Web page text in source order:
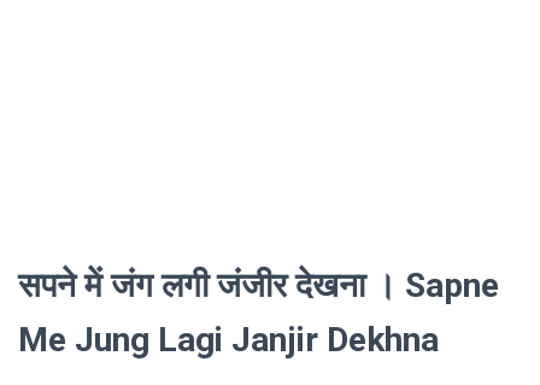
सपने में जंग लगी जंजीर देखना । Sapne
Me Jung Lagi Janjir Dekhna